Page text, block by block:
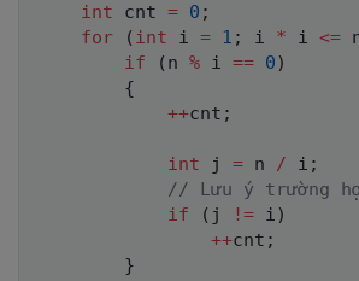
},
int cnt = 0 ;
for
( int i = 1 ; i * i <=
if
( n % i == 0 )
{
++cnt ;
int j = n / i ;
// Lưu ý trường
if
( j != i )
++cnt ;
}